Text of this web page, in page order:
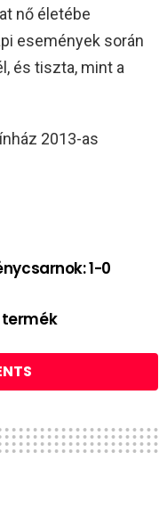
nő életébe
események során
és tiszta, mint a
2013-as
1-0
termék